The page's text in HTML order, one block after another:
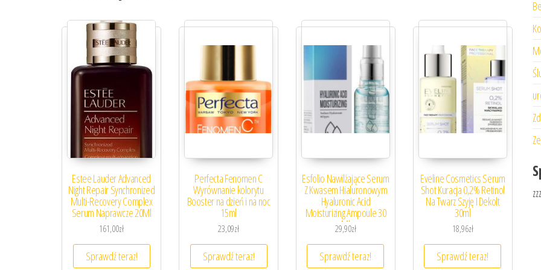
Estee Lauder Advanced
Night Repair Synchronized
Multi-Recovery Complex
Serum Naprawcze 20Ml
161,00zł
Sprawdź teraz!
Perfecta Fenomen C
Wyrównanie kolorytu
Booster na dzień i na noc
15ml
23,09zł
Sprawdź teraz!
Esfolio Nawilżające Serum
Z Kwasem Hialuronowym
Hyaluronic Acid
Moisturizing Ampoule 30
Ml
29,90zł
Sprawdź teraz!
Eveline Cosmetics Serum
Shot Kuracja 0,2% Retinol
Na Twarz Szyję I Dekolt
30ml
18,96zł
Sprawdź teraz!